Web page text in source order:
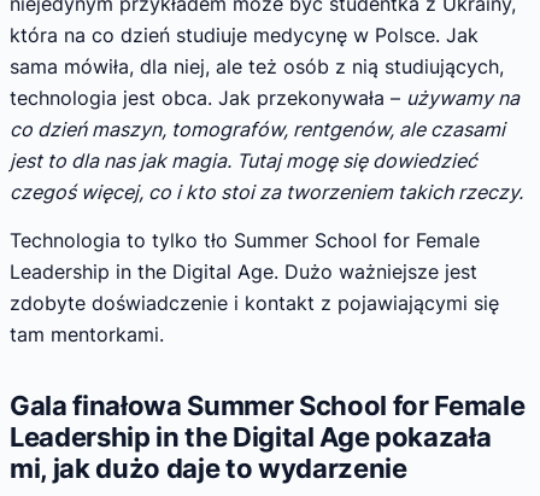
która na co dzień studiuje medycynę w Polsce. Jak
sama mówiła, dla niej, ale też osób z nią studiujących,
technologia jest obca. Jak przekonywała – używamy na
co dzień maszyn, tomografów, rentgenów, ale czasami
jest to dla nas jak magia. Tutaj mogę się dowiedzieć
czegoś więcej, co i kto stoi za tworzeniem takich rzeczy.
Technologia to tylko tło Summer School for Female
Leadership in the Digital Age. Dużo ważniejsze jest
zdobyte doświadczenie i kontakt z pojawiającymi się
tam mentorkami.
Gala finałowa Summer School for Female
Leadership in the Digital Age pokazała
mi, jak dużo daje to wydarzenie